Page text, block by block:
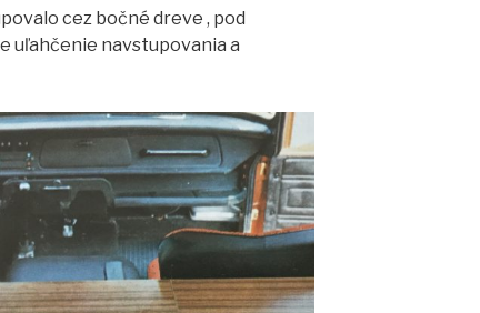
cez bočné dreve , pod
uľahčenie navstupovania a